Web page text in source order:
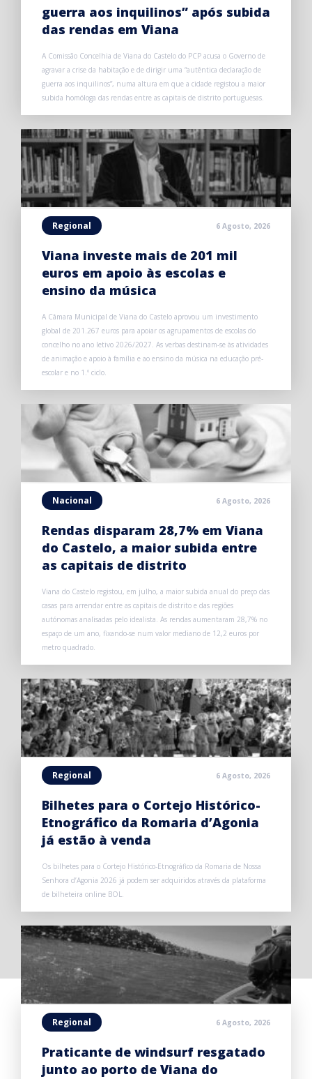
guerra aos inquilinos” após subida
das rendas em Viana
A Comissão Concelhia de Viana do Castelo do PCP acusa o Governo de
agravar a crise da habitação e de dirigir uma “autêntica declaração de
guerra aos inquilinos”, numa altura em que a cidade registou a maior
subida homóloga das rendas entre as capitais de distrito portuguesas.
Regional 6 Agosto, 2026
Viana investe mais de 201 mil
euros em apoio às escolas e
ensino da música
A Câmara Municipal de Viana do Castelo aprovou um investimento
global de 201.267 euros para apoiar os agrupamentos de escolas do
concelho no ano letivo 2026/2027. As verbas destinam-se às atividades
de animação e apoio à família e ao ensino da música na educação pré-
escolar e no 1.º ciclo.
Nacional 6 Agosto, 2026
Rendas disparam 28,7% em Viana
do Castelo, a maior subida entre
as capitais de distrito
Viana do Castelo registou, em julho, a maior subida anual do preço das
casas para arrendar entre as capitais de distrito e das regiões
autónomas analisadas pelo idealista. As rendas aumentaram 28,7% no
espaço de um ano, fixando-se num valor mediano de 12,2 euros por
metro quadrado.
Regional 6 Agosto, 2026
Bilhetes para o Cortejo Histórico-
Etnográfico da Romaria d’Agonia
já estão à venda
Os bilhetes para o Cortejo Histórico-Etnográfico da Romaria de Nossa
Senhora d’Agonia 2026 já podem ser adquiridos através da plataforma
de bilheteira online BOL.
Regional 6 Agosto, 2026
Praticante de windsurf resgatado
junto ao porto de Viana do